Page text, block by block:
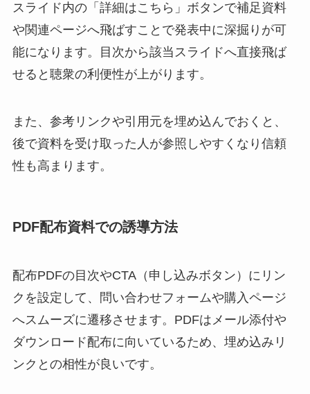
スライド内の「詳細はこちら」ボタンで補足資料
や関連ページへ飛ばすことで発表中に深掘りが可
能になります。目次から該当スライドへ直接飛ば
せると聴衆の利便性が上がります。
また、参考リンクや引用元を埋め込んでおくと、
後で資料を受け取った人が参照しやすくなり信頼
性も高まります。
PDF配布資料での誘導方法
配布PDFの目次やCTA（申し込みボタン）にリン
クを設定して、問い合わせフォームや購入ページ
へスムーズに遷移させます。PDFはメール添付や
ダウンロード配布に向いているため、埋め込みリ
ンクとの相性が良いです。